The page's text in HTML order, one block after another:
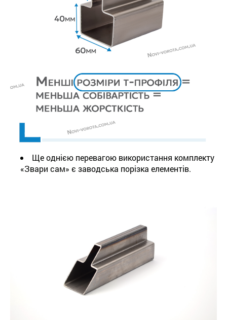
Ще однією перевагою використання комплекту
«Звари сам» є заводська порізка елементів.